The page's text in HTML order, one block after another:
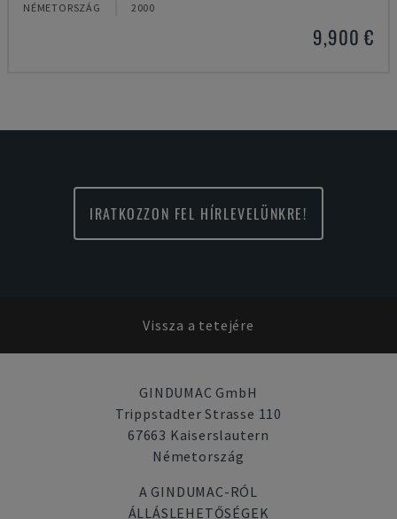
NÉMETORSZÁG 2000
9,900 €
IRATKOZZON FEL HÍRLEVELÜNKRE!
Vissza a tetejére
GINDUMAC GmbH
Trippstadter Strasse 110
67663 Kaiserslautern
Németország
A GINDUMAC-RÓL
ÁLLÁSLEHETŐSÉGEK